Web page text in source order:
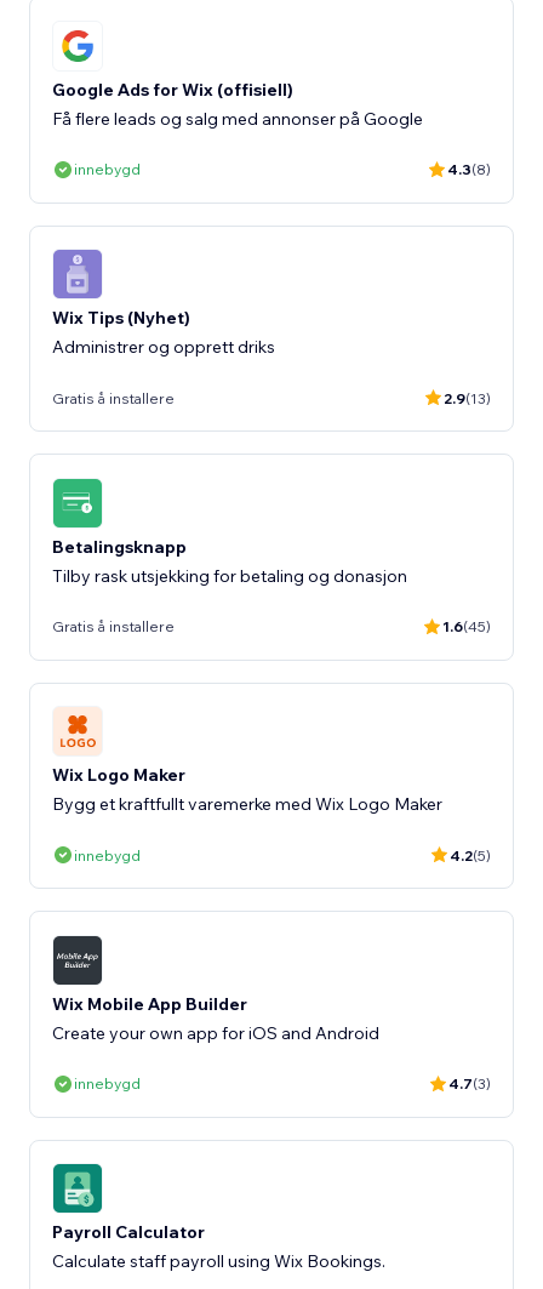
Google Ads for Wix (offisiell)
Få flere leads og salg med annonser på Google
innebygd 4.3(8)
Wix Tips (Nyhet)
Administrer og opprett driks
Gratis å installere 2.9(13)
Betalingsknapp
Tilby rask utsjekking for betaling og donasjon
Gratis å installere 1.6(45)
Wix Logo Maker
Bygg et kraftfullt varemerke med Wix Logo Maker
innebygd 4.2(5)
Wix Mobile App Builder
Create your own app for iOS and Android
innebygd 4.7(3)
Payroll Calculator
Calculate staff payroll using Wix Bookings.